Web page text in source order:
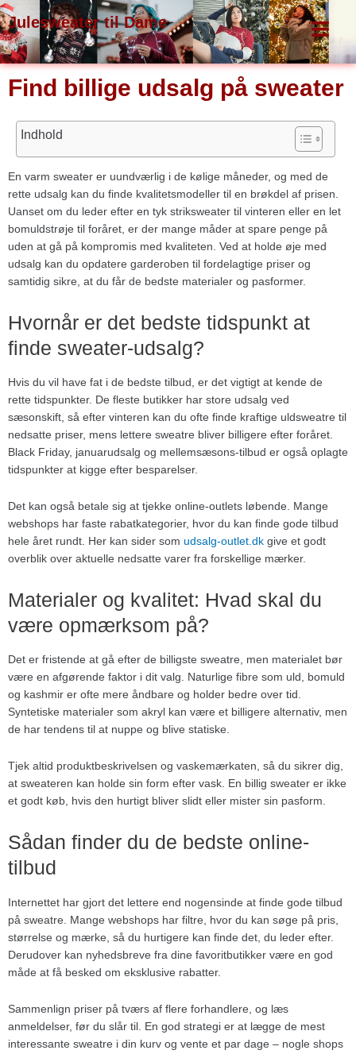
Gå
til
indholdet
Julesweater til Dame
Find billige udsalg på sweater
Indhold
En varm sweater er uundværlig i de kølige måneder, og med de
rette udsalg kan du finde kvalitetsmodeller til en brøkdel af prisen.
Uanset om du leder efter en tyk striksweater til vinteren eller en let
bomuldstrøje til foråret, er der mange måder at spare penge på
uden at gå på kompromis med kvaliteten. Ved at holde øje med
udsalg kan du opdatere garderoben til fordelagtige priser og
samtidig sikre, at du får de bedste materialer og pasformer.
Hvornår er det bedste tidspunkt at
finde sweater-udsalg?
Hvis du vil have fat i de bedste tilbud, er det vigtigt at kende de
rette tidspunkter. De fleste butikker har store udsalg ved
sæsonskift, så efter vinteren kan du ofte finde kraftige uldsweatre til
nedsatte priser, mens lettere sweatre bliver billigere efter foråret.
Black Friday, januarudsalg og mellemsæsons-tilbud er også oplagte
tidspunkter at kigge efter besparelser.
Det kan også betale sig at tjekke online-outlets løbende. Mange
webshops har faste rabatkategorier, hvor du kan finde gode tilbud
hele året rundt. Her kan sider som udsalg-outlet.dk give et godt
overblik over aktuelle nedsatte varer fra forskellige mærker.
Materialer og kvalitet: Hvad skal du
være opmærksom på?
Det er fristende at gå efter de billigste sweatre, men materialet bør
være en afgørende faktor i dit valg. Naturlige fibre som uld, bomuld
og kashmir er ofte mere åndbare og holder bedre over tid.
Syntetiske materialer som akryl kan være et billigere alternativ, men
de har tendens til at nuppe og blive statiske.
Tjek altid produktbeskrivelsen og vaskemærkaten, så du sikrer dig,
at sweateren kan holde sin form efter vask. En billig sweater er ikke
et godt køb, hvis den hurtigt bliver slidt eller mister sin pasform.
Sådan finder du de bedste online-
tilbud
Internettet har gjort det lettere end nogensinde at finde gode tilbud
på sweatre. Mange webshops har filtre, hvor du kan søge på pris,
størrelse og mærke, så du hurtigere kan finde det, du leder efter.
Derudover kan nyhedsbreve fra dine favoritbutikker være en god
måde at få besked om eksklusive rabatter.
Sammenlign priser på tværs af flere forhandlere, og læs
anmeldelser, før du slår til. En god strategi er at lægge de mest
interessante sweatre i din kurv og vente et par dage – nogle shops